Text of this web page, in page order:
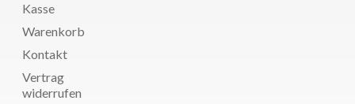
Kasse
Warenkorb
Kontakt
Vertrag
widerrufen